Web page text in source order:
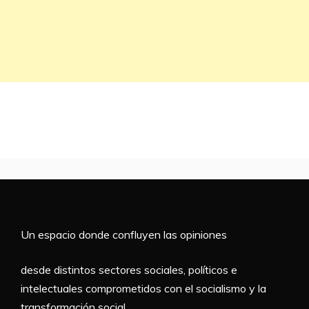
Un espacio donde confluyen las opiniones
desde distintos sectores sociales, políticos e
intelectuales comprometidos con el socialismo y la